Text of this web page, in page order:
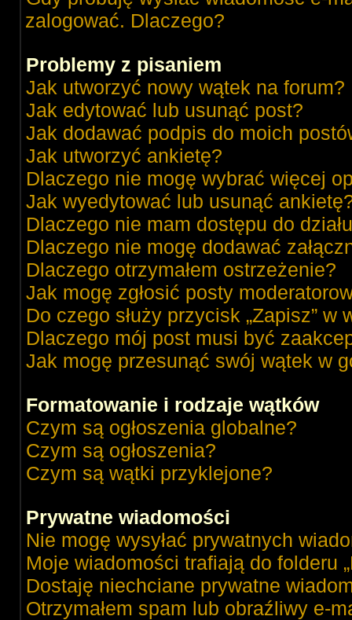
zalogować. Dlaczego?
Problemy z pisaniem
Jak utworzyć nowy wątek na forum?
Jak edytować lub usunąć post?
Jak dodawać podpis do moich
Jak utworzyć ankietę?
Dlaczego nie mogę wybrać więcej
Jak wyedytować lub usunąć
Dlaczego nie mam dostępu do
Dlaczego nie mogę dodawać
Dlaczego otrzymałem ostrzeżenie?
Jak mogę zgłosić posty
Do czego służy przycisk „Zapisz”
Dlaczego mój post musi być
Jak mogę przesunąć swój wątek w
Formatowanie i rodzaje wątków
Czym są ogłoszenia globalne?
Czym są ogłoszenia?
Czym są wątki przyklejone?
Prywatne wiadomości
Nie mogę wysyłać prywatnych
Moje wiadomości trafiają do folderu
Dostaję niechciane prywatne
Otrzymałem spam lub obraźliwy e-